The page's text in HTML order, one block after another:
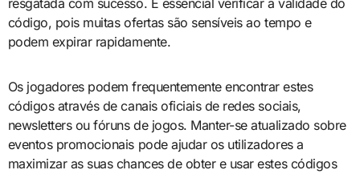
resgatada com sucesso. É essencial verificar a validade do
código, pois muitas ofertas são sensíveis ao tempo e
podem expirar rapidamente.
Os jogadores podem frequentemente encontrar estes
códigos através de canais oficiais de redes sociais,
newsletters ou fóruns de jogos. Manter-se atualizado sobre
eventos promocionais pode ajudar os utilizadores a
maximizar as suas chances de obter e usar estes códigos